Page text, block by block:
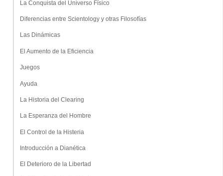
La Conquista del Universo Físico
Diferencias entre Scientology y otras Filosofías
Las Dinámicas
El Aumento de la Eficiencia
Juegos
Ayuda
La Historia del Clearing
La Esperanza del Hombre
El Control de la Histeria
Introducción a Dianética
El Deterioro de la Libertad